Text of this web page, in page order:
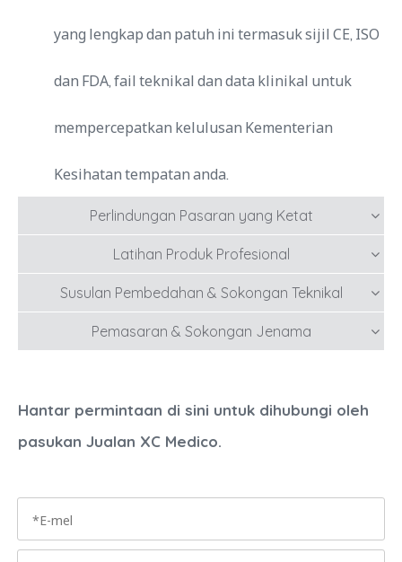
yang lengkap dan patuh ini termasuk sijil CE, ISO
dan FDA, fail teknikal dan data klinikal untuk
mempercepatkan kelulusan Kementerian
Kesihatan tempatan anda.
Perlindungan Pasaran yang Ketat
Latihan Produk Profesional
Susulan Pembedahan & Sokongan Teknikal
Pemasaran & Sokongan Jenama
Hantar permintaan di sini untuk dihubungi oleh
pasukan Jualan XC Medico.